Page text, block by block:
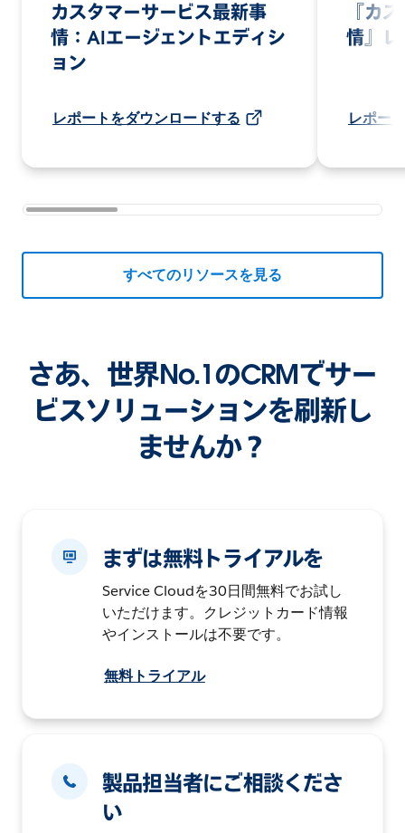
カスタマーサービス最新事
情：AIエージェントエディシ
ョン
レポートをダウンロードする
『カ
情』
レポー
すべてのリソースを見る
さあ、世界No.1のCRMでサー
ビスソリューションを刷新し
ませんか？
まずは無料トライアルを
Service Cloudを30日間無料でお試し
いただけます。クレジットカード情報
やインストールは不要です。
無料トライアル
製品担当者にご相談くださ
い